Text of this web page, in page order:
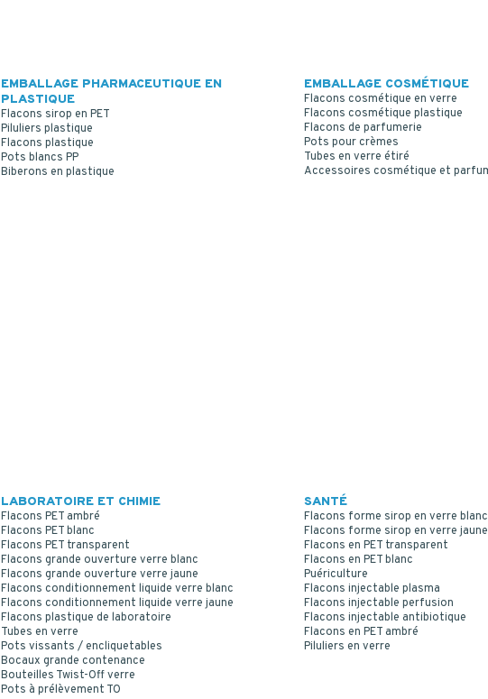
EMBALLAGE PHARMACEUTIQUE EN
PLASTIQUE
Flacons sirop en PET
Piluliers plastique
Flacons plastique
Pots blancs PP
Biberons en plastique
EMBALLAGE COSMÉTIQUE
Flacons cosmétique en verre
Flacons cosmétique plastique
Flacons de parfumerie
Pots pour crèmes
Tubes en verre étiré
Accessoires cosmétique et
LABORATOIRE ET CHIMIE
Flacons PET ambré
Flacons PET blanc
Flacons PET transparent
Flacons grande ouverture verre blanc
Flacons grande ouverture verre jaune
Flacons conditionnement liquide verre blanc
Flacons conditionnement liquide verre jaune
Flacons plastique de laboratoire
Tubes en verre
Pots vissants / encliquetables
Bocaux grande contenance
Bouteilles Twist-Off verre
Pots à prélèvement TO
SANTÉ
Flacons forme sirop en verre blanc
Flacons forme sirop en verre jaune
Flacons en PET transparent
Flacons en PET blanc
Puériculture
Flacons injectable plasma
Flacons injectable perfusion
Flacons injectable antibiotique
Flacons en PET ambré
Piluliers en verre